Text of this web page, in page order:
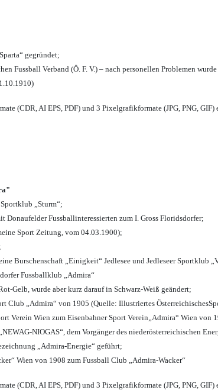
gegründet;
Fussball Verband (Ö. F. V.) – nach personellen Problemen
(CDR, AI EPS, PDF) und 3 Pixelgrafikformate (JPG, PNG, GIF)
„Sturm“;
Donaufelder Fussballinteressierten zum I. Gross Floridsdorfer;
Sport Zeitung, vom 04.03.1900);
Burschenschaft „Einigkeit“ Jedlesee und Jedleseer Sportklub
Fussballklub „Admira“
Gelb, wurde aber kurz darauf in Schwarz-Weiß geändert;
Club „Admira“ von 1905 (Quelle: Illustriertes
Verein Wien zum Eisenbahner Sport Verein„Admira“ Wien von
NIOGAS“, dem Vorgänger des niederösterreichischen
„Admira-Energie“ geführt;
Wien von 1908 zum Fussball Club „Admira-Wacker“
(CDR, AI EPS, PDF) und 3 Pixelgrafikformate (JPG, PNG, GIF)